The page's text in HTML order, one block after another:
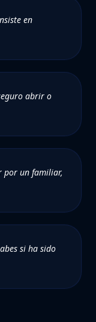
en
abrir o
por un familiar,
si ha sido